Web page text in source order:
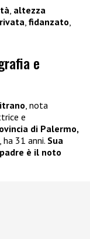
, altezza
, fidanzato,
e
, nota
e
di Palermo,
ha 31 anni. Sua
è il noto